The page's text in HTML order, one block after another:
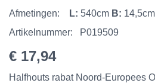
Afmetingen:
L: 540cm B: 14,5cm
Artikelnummer:
P019509
€ 17,94
Halfhouts rabat Noord-Europees